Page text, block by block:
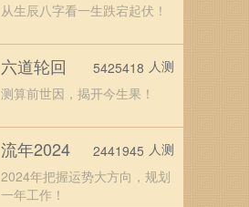
从生辰八字看一生跌宕起伏！
六道轮回
测算前世因，揭开今生果！
5425418 人测
流年2024
2024年把握运势大方向，规划
一年工作！
2441945 人测